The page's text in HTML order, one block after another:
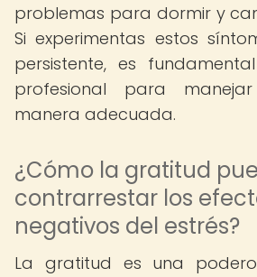
problemas para dormir y
Si experimentas estos
persistente, es
profesional para
manera adecuada.
¿Cómo la gratitud
contrarrestar los
negativos del estrés?
La gratitud es una